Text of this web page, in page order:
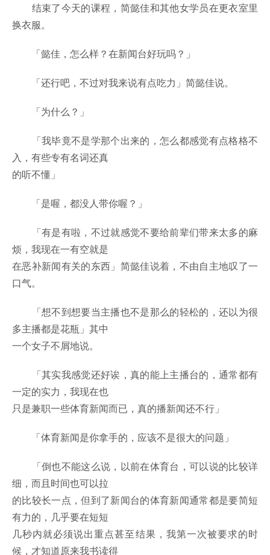
结束了今天的课程，简懿佳和其他女学员在更衣室里
换衣服。
「懿佳，怎么样？在新闻台好玩吗？」
「还行吧，不过对我来说有点吃力」简懿佳说。
「为什么？」
「我毕竟不是学那个出来的，怎么都感觉有点格格不
入，有些专有名词还真
的听不懂」
「是喔，都没人带你喔？」
「有是有啦，不过就感觉不要给前辈们带来太多的麻
烦，我现在一有空就是
在恶补新闻有关的东西」简懿佳说着，不由自主地叹了一
口气。
「想不到想要当主播也不是那么的轻松的，还以为很
多主播都是花瓶」其中
一个女子不屑地说。
「其实我感觉还好诶，真的能上主播台的，通常都有
一定的实力，我现在也
只是兼职一些体育新闻而已，真的播新闻还不行」
「体育新闻是你拿手的，应该不是很大的问题」
「倒也不能这么说，以前在体育台，可以说的比较详
细，而且时间也可以拉
的比较长一点，但到了新闻台的体育新闻通常都是要简短
有力的，几乎要在短短
几秒内就必须说出重点甚至结果，我第一次被要求的时
候，才知道原来我书读得